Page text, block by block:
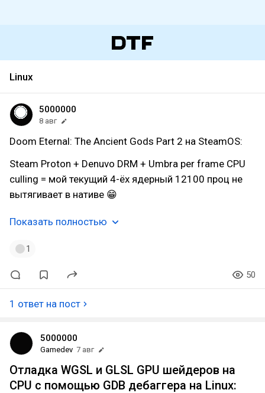
Linux
5000000
8 авг
Doom Eternal: The Ancient Gods Part 2 на SteamOS:
Steam Proton + Denuvo DRM + Umbra per frame CPU
culling = мой текущий 4-ёх ядерный 12100 проц не
вытягивает в нативе 😁
Показать полностью
1
50
1 ответ на пост
5000000
Gamedev 7 авг
Отладка WGSL и GLSL GPU шейдеров на
CPU с помощью GDB дебаггера на Linux: